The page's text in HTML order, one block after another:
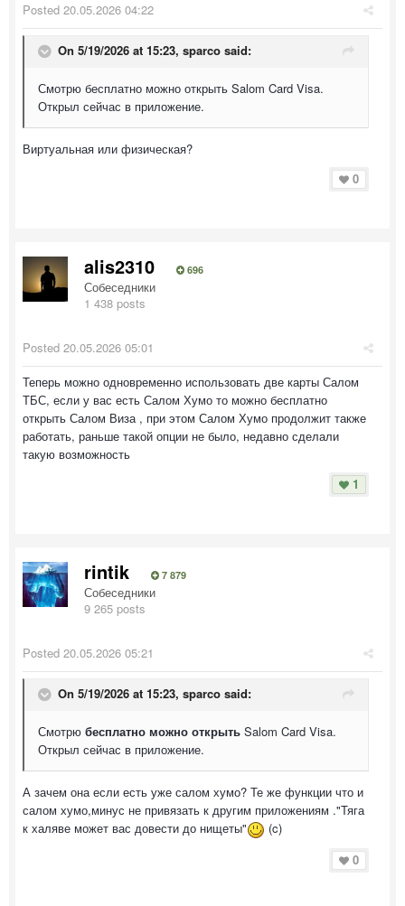
Posted 20.05.2026 04:22
On 5/19/2026 at 15:23, sparco said:
Смотрю бесплатно можно открыть Salom Card Visa.
Открыл сейчас в приложение.
Виртуальная или физическая?
0
alis2310 696
Собеседники
1 438 posts
Posted 20.05.2026 05:01
Теперь можно одновременно использовать две карты Салом
ТБС, если у вас есть Салом Хумо то можно бесплатно
открыть Салом Виза , при этом Салом Хумо продолжит также
работать, раньше такой опции не было, недавно сделали
такую возможность
1
rintik 7 879
Собеседники
9 265 posts
Posted 20.05.2026 05:21
On 5/19/2026 at 15:23, sparco said:
Смотрю бесплатно можно открыть Salom Card Visa.
Открыл сейчас в приложение.
А зачем она если есть уже салом хумо? Те же функции что и
салом хумо,минус не привязать к другим приложениям ."Тяга
к халяве может вас довести до нищеты"
(c)
0